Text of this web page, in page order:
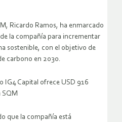
Ricardo Ramos, ha enmarcado
la compañía para incrementar
sostenible, con el objetivo de
carbono en 2030.
IG4 Capital ofrece USD 916
SQM
que la compañía está